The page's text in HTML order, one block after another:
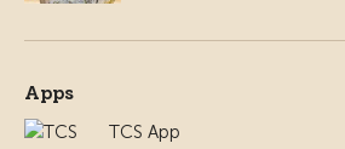
Apps
TCS App